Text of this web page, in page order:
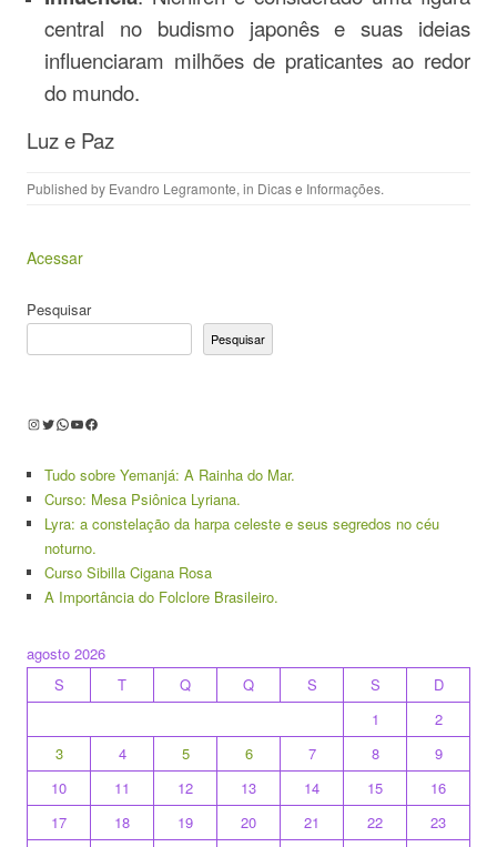
central no budismo japonês e suas ideias
influenciaram milhões de praticantes ao redor
do mundo.
Luz e Paz
Published by Evandro Legramonte, in Dicas e Informações.
Acessar
Pesquisar
Pesquisar
Instagram
Twitter
WhatsApp
Youtube
Facebook
Tudo sobre Yemanjá: A Rainha do Mar.
Curso: Mesa Psiônica Lyriana.
Lyra: a constelação da harpa celeste e seus segredos no céu
noturno.
Curso Sibilla Cigana Rosa
A Importância do Folclore Brasileiro.
agosto 2026
S
T Q Q S S
D
1
2
3
4 5 6 7 8
9
10
11 12 13 14 15
16
17
18 19 20 21 22
23